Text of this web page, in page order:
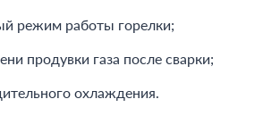
режим работы горелки;
продувки газа после сварки;
охлаждения.